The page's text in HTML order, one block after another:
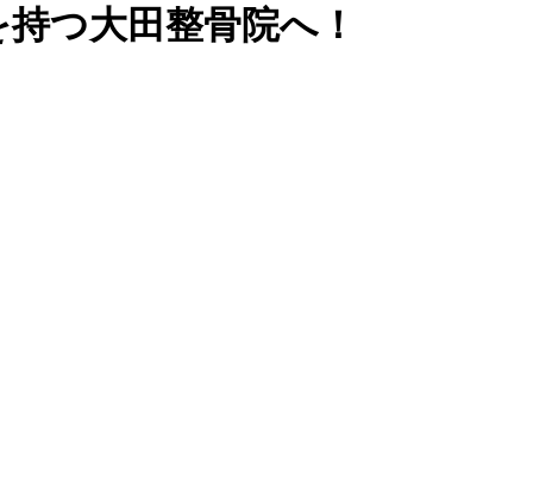
つ大田整骨院へ！